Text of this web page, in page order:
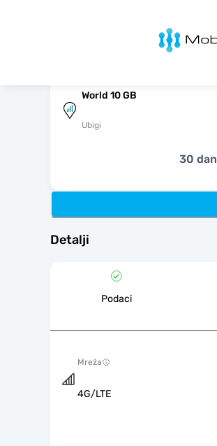
MobiMatter
World 10 GB
Ubigi
30
Detalji
Podaci
Mreža
4G/LTE